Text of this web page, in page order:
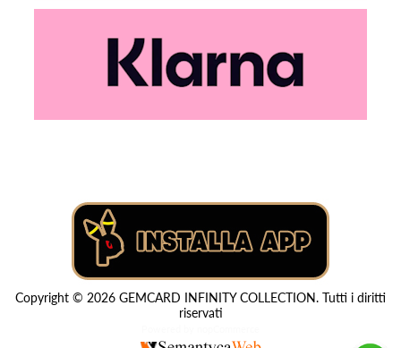
Copyright © 2026 GEMCARD INFINITY COLLECTION. Tutti i diritti
riservati